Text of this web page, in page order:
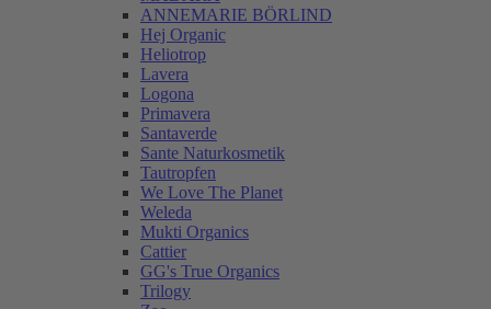
ANNEMARIE BÖRLIND
Hej Organic
Heliotrop
Lavera
Logona
Primavera
Santaverde
Sante Naturkosmetik
Tautropfen
We Love The Planet
Weleda
Mukti Organics
Cattier
GG's True Organics
Trilogy